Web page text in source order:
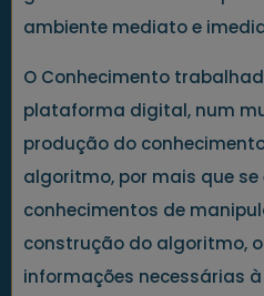
ambiente mediato e
O Conhecimento
plataforma digital, num
produção do
algoritmo, por mais que se
conhecimentos de
construção do algoritmo,
informações necessárias